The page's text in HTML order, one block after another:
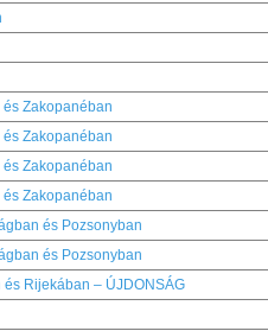
Zakopanéban
Zakopanéban
Zakopanéban
Zakopanéban
és Pozsonyban
és Pozsonyban
Rijekában – ÚJDONSÁG